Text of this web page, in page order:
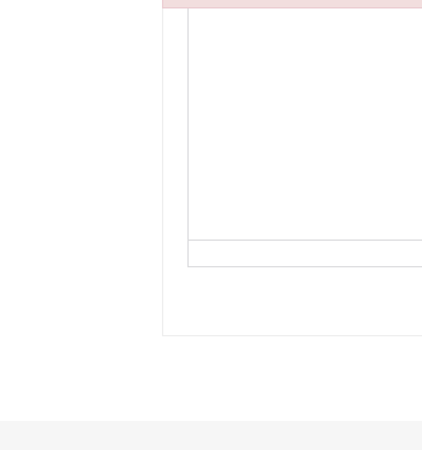
Failed to initialize plugin: wplink